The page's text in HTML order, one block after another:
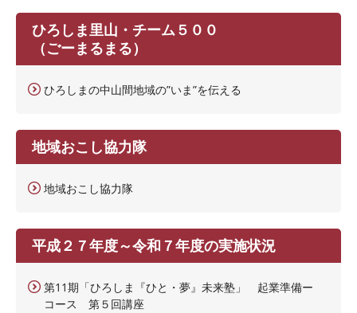
ひろしま里山・チーム５００
（ごーまるまる）
ひろしまの中山間地域の”いま”を伝える
地域おこし協力隊
地域おこし協力隊
平成２７年度～令和７年度の実施状況
第11期「ひろしま『ひと・夢』未来塾」 起業準備ー
コース 第５回講座